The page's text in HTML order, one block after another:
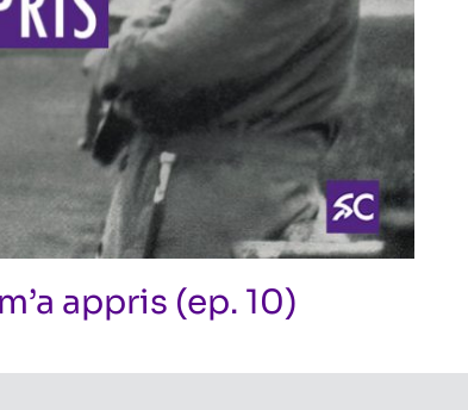
appris (ep. 10)